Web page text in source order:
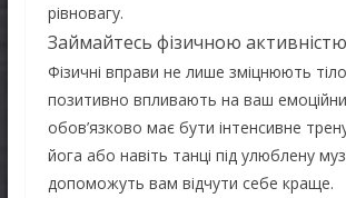
рівновагу.
Займайтесь фізичною активністю
Фізичні вправи не лише зміцнюють
позитивно впливають на ваш
обов’язково має бути інтенсивне
йога або навіть танці під улюблену
допоможуть вам відчути себе краще.